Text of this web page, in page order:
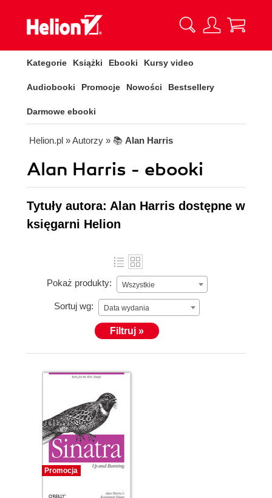
Kategorie Książki Ebooki Kursy video
Audiobooki Promocje Nowości Bestsellery
Darmowe ebooki
Helion.pl » Autorzy » 📚 Alan Harris
Alan Harris - ebooki
Tytuły autora: Alan Harris dostępne w
księgarni Helion
Pokaż produkty: Wszystkie
Sortuj wg: Data wydania
Filtruj »
Promocja